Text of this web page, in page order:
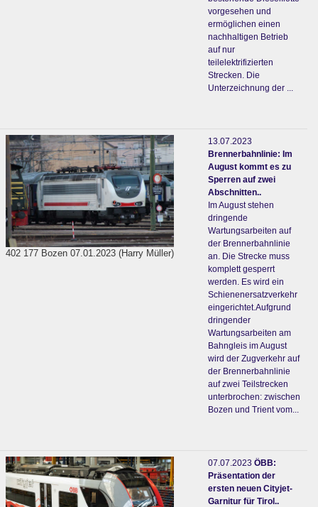
vorgesehen und
ermöglichen einen
nachhaltigen Betrieb
auf nur
teilelektrifizierten
Strecken. Die
Unterzeichnung der ...
402 177 Bozen 07.01.2023 (Harry Müller)
13.07.2023
Brennerbahnlinie: Im
August kommt es zu
Sperren auf zwei
Abschnitten..
Im August stehen
dringende
Wartungsarbeiten auf
der Brennerbahnlinie
an. Die Strecke muss
komplett gesperrt
werden. Es wird ein
Schienenersatzverkehr
eingerichtet.Aufgrund
dringender
Wartungsarbeiten am
Bahngleis im August
wird der Zugverkehr auf
der Brennerbahnlinie
auf zwei Teilstrecken
unterbrochen: zwischen
Bozen und Trient vom...
07.07.2023 ÖBB:
Präsentation der
ersten neuen Cityjet-
Garnitur für Tirol..